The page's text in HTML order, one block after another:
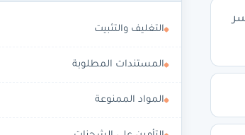
التغليف والتثبيت
المستندات المطلوبة
المواد الممنوعة